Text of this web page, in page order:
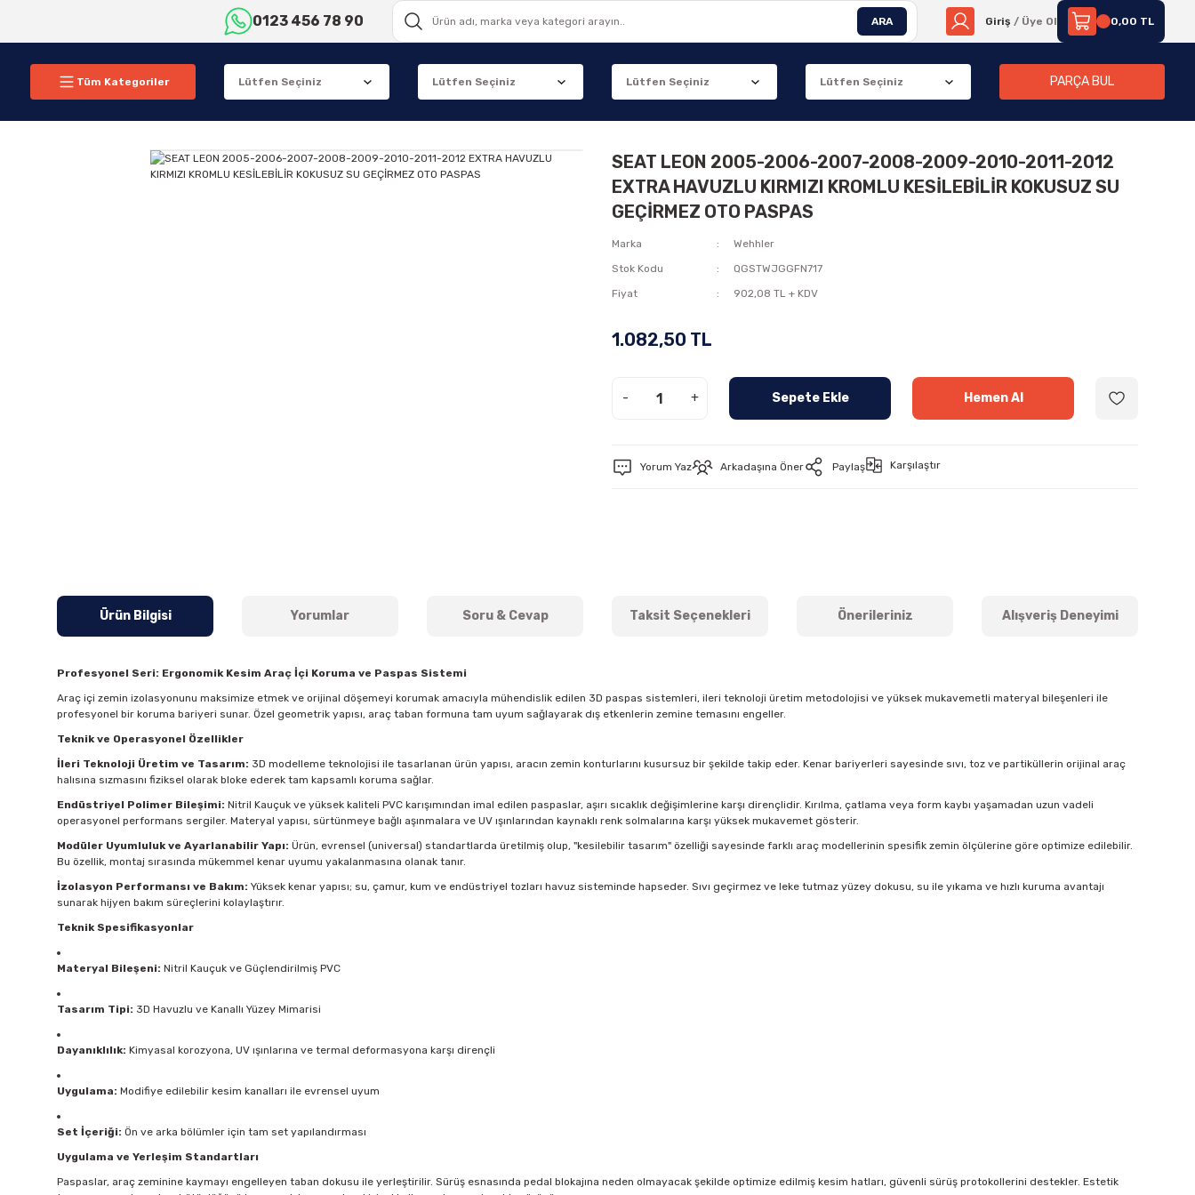
0123 456 78 90 ARA Giriş / Üye Ol 0,00 TL
Tüm Kategoriler PARÇA BUL
SEAT LEON 2005-2006-2007-2008-2009-2010-2011-2012
EXTRA HAVUZLU KIRMIZI KROMLU KESİLEBİLİR KOKUSUZ SU
GEÇİRMEZ OTO PASPAS
Marka
Wehhler
Stok Kodu
QGSTWJGGFN717
Fiyat
902,08 TL + KDV
1.082,50 TL
- + Sepete Ekle Hemen Al
Yorum Yaz Arkadaşına Öner Paylaş Karşılaştır
Ürün Bilgisi Yorumlar Soru & Cevap Taksit Seçenekleri Önerileriniz Alışveriş Deneyimi
Profesyonel Seri: Ergonomik Kesim Araç İçi Koruma ve Paspas Sistemi
Araç içi zemin izolasyonunu maksimize etmek ve orijinal döşemeyi korumak amacıyla mühendislik edilen 3D paspas sistemleri, ileri teknoloji üretim metodolojisi ve yüksek mukavemetli materyal bileşenleri ile
profesyonel bir koruma bariyeri sunar. Özel geometrik yapısı, araç taban formuna tam uyum sağlayarak dış etkenlerin zemine temasını engeller.
Teknik ve Operasyonel Özellikler
İleri Teknoloji Üretim ve Tasarım: 3D modelleme teknolojisi ile tasarlanan ürün yapısı, aracın zemin konturlarını kusursuz bir şekilde takip eder. Kenar bariyerleri sayesinde sıvı, toz ve partiküllerin orijinal araç
halısına sızmasını fiziksel olarak bloke ederek tam kapsamlı koruma sağlar.
Endüstriyel Polimer Bileşimi: Nitril Kauçuk ve yüksek kaliteli PVC karışımından imal edilen paspaslar, aşırı sıcaklık değişimlerine karşı dirençlidir. Kırılma, çatlama veya form kaybı yaşamadan uzun vadeli
operasyonel performans sergiler. Materyal yapısı, sürtünmeye bağlı aşınmalara ve UV ışınlarından kaynaklı renk solmalarına karşı yüksek mukavemet gösterir.
Modüler Uyumluluk ve Ayarlanabilir Yapı: Ürün, evrensel (universal) standartlarda üretilmiş olup, "kesilebilir tasarım" özelliği sayesinde farklı araç modellerinin spesifik zemin ölçülerine göre optimize edilebilir.
Bu özellik, montaj sırasında mükemmel kenar uyumu yakalanmasına olanak tanır.
İzolasyon Performansı ve Bakım: Yüksek kenar yapısı; su, çamur, kum ve endüstriyel tozları havuz sisteminde hapseder. Sıvı geçirmez ve leke tutmaz yüzey dokusu, su ile yıkama ve hızlı kuruma avantajı
sunarak hijyen bakım süreçlerini kolaylaştırır.
Teknik Spesifikasyonlar
Materyal Bileşeni: Nitril Kauçuk ve Güçlendirilmiş PVC
Tasarım Tipi: 3D Havuzlu ve Kanallı Yüzey Mimarisi
Dayanıklılık: Kimyasal korozyona, UV ışınlarına ve termal deformasyona karşı dirençli
Uygulama: Modifiye edilebilir kesim kanalları ile evrensel uyum
Set İçeriği: Ön ve arka bölümler için tam set yapılandırması
Uygulama ve Yerleşim Standartları
Paspaslar, araç zeminine kaymayı engelleyen taban dokusu ile yerleştirilir. Sürüş esnasında pedal blokajına neden olmayacak şekilde optimize edilmiş kesim hatları, güvenli sürüş protokollerini destekler. Estetik